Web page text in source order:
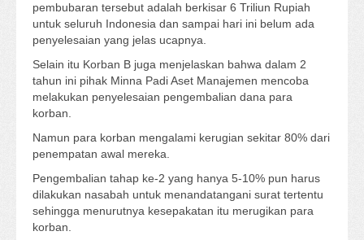
pembubaran tersebut adalah berkisar 6 Triliun Rupiah
untuk seluruh Indonesia dan sampai hari ini belum ada
penyelesaian yang jelas ucapnya.
Selain itu Korban B juga menjelaskan bahwa dalam 2
tahun ini pihak Minna Padi Aset Manajemen mencoba
melakukan penyelesaian pengembalian dana para
korban.
Namun para korban mengalami kerugian sekitar 80% dari
penempatan awal mereka.
Pengembalian tahap ke-2 yang hanya 5-10% pun harus
dilakukan nasabah untuk menandatangani surat tertentu
sehingga menurutnya kesepakatan itu merugikan para
korban.